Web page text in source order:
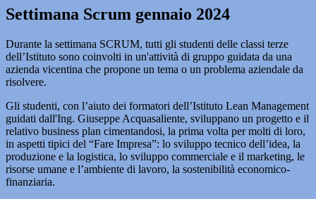
Settimana Scrum gennaio 2024
Durante la settimana SCRUM, tutti gli studenti delle classi terze
dell’Istituto sono coinvolti in un'attività di gruppo guidata da una
azienda vicentina che propone un tema o un problema aziendale da
risolvere.
Gli studenti, con l’aiuto dei formatori dell’Istituto Lean Management
guidati dall'Ing. Giuseppe Acquasaliente, sviluppano un progetto e il
relativo business plan cimentandosi, la prima volta per molti di loro,
in aspetti tipici del “Fare Impresa”: lo sviluppo tecnico dell’idea, la
produzione e la logistica, lo sviluppo commerciale e il marketing, le
risorse umane e l’ambiente di lavoro, la sostenibilità economico-
finanziaria.